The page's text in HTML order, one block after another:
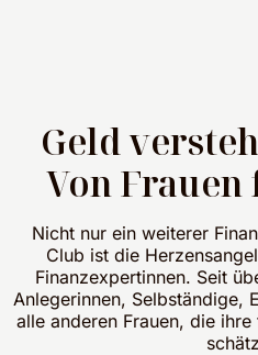
Geld
Von
Nicht nur ein weiterer
Club ist die
Finanzexpertinnen. Seit
Anlegerinnen, Selbständige,
alle anderen Frauen, die